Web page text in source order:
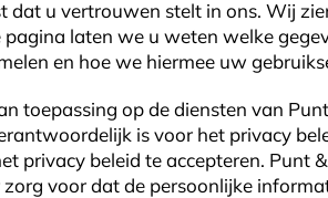
dat u vertrouwen stelt in ons. Wij
pagina laten we u weten welke
en hoe we hiermee uw
toepassing op de diensten van
is voor het privacy
privacy beleid te accepteren. Punt
voor dat de persoonlijke